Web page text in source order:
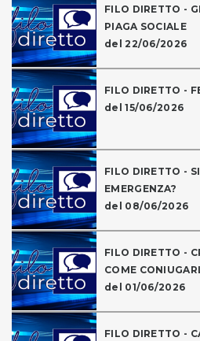
FILO DIRETTO -
PIAGA SOCIALE
del 22/06/2026
FILO DIRETTO -
del 15/06/2026
FILO DIRETTO -
EMERGENZA?
del 08/06/2026
FILO DIRETTO -
COME
del 01/06/2026
FILO DIRETTO -